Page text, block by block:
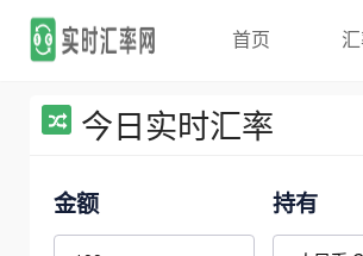
首页
今日实时汇率
金额 持有